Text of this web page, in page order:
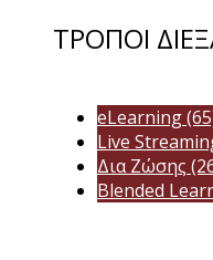
ΤΡΟΠΟΙ
eLearning
Live
Δια Ζώσης
Blended